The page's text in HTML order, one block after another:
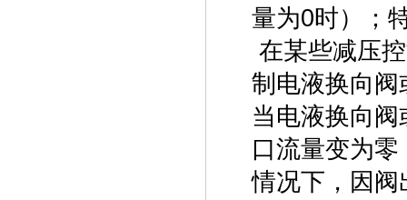
量为0时）；
在某些减压
制电液换向
当电液换向
口流量变为
情况下，因